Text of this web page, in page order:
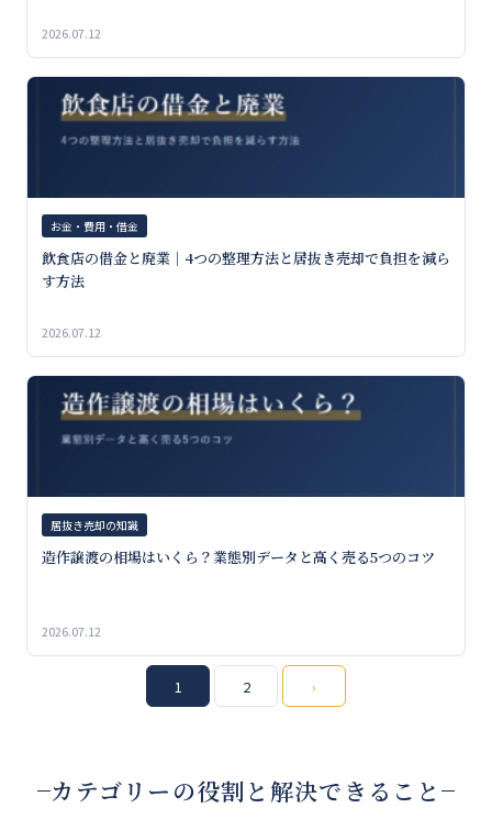
2026.07.12
お金・費用・借金
飲食店の借金と廃業｜4つの整理方法と居抜き売却で負担を減ら
す方法
2026.07.12
居抜き売却の知識
造作譲渡の相場はいくら？業態別データと高く売る5つのコツ
2026.07.12
投
ペ
1 2 ›
カテゴリーの役割と解決できること